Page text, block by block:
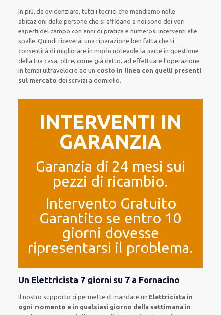
In più, da evidenziare, tutti i tecnici che mandiamo nelle
abitazioni delle persone che si affidano a noi sono dei veri
esperti del campo con anni di pratica e numerosi interventi alle
spalle. Quindi riceverai una riparazione ben fatta che ti
consentirà di migliorare in modo notevole la parte in questione
della tua casa, oltre, come già detto, ad effettuare l’operazione
in tempi ultraveloci e ad un costo in linea con quelli presenti
sul mercato dei servizi a domicilio.
INTERVENTI IN
GARANZIA
Garanzia di 24 mesi sui
pezzi di ricambio.
Intervento Gratuito
Garantito se entro 10
giorni dovesse
ripresentarsi il problema.
Un Elettricista 7 giorni su 7 a Fornacino
Il nostro supporto ci permette di mandare un Elettricista in
ogni momento e in qualsiasi giorno della settimana in